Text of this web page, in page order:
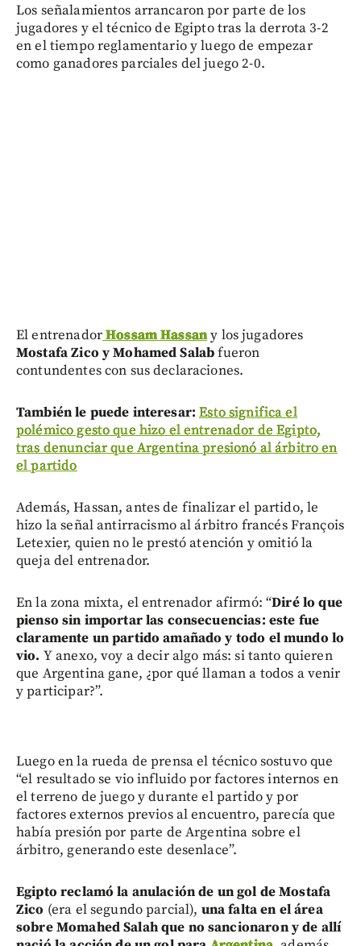
Los señalamientos arrancaron por parte de los
jugadores y el técnico de Egipto tras la derrota 3-2
en el tiempo reglamentario y luego de empezar
como ganadores parciales del juego 2-0.
El entrenadorHossam Hassany los jugadores
Mostafa Zico y Mohamed Salabfueron
contundentes con sus declaraciones.
También le puede interesar: Esto significa el
polémico gesto que hizo el entrenador de Egipto,
tras denunciar que Argentina presionó al árbitro en
el partido
Además, Hassan, antes de finalizar el partido, le
hizo la señal antirracismo al árbitro francés François
Letexier, quien no le prestó atención y omitió la
queja del entrenador.
En la zona mixta, el entrenador afirmó: “Diré lo que
pienso sin importar las consecuencias: este fue
claramente un partido amañado y todo el mundo lo
vio. Y anexo, voy a decir algo más: si tanto quieren
que Argentina gane, ¿por qué llaman a todos a venir
y participar?”.
Luego en la rueda de prensa el técnico sostuvo que
“el resultado se vio influido por factores internos en
el terreno de juego y durante el partido y por
factores externos previos al encuentro, parecía que
había presión por parte de Argentina sobre el
árbitro, generando este desenlace”.
Egipto reclamó la anulación de un gol de Mostafa
Zico (era el segundo parcial), una falta en el área
sobre Momahed Salah que no sancionaron y de allí